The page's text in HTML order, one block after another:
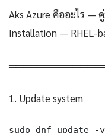
Aks Azure คืออะไร —
Installation — RHEL-
1. Update system
sudo dnf update -y